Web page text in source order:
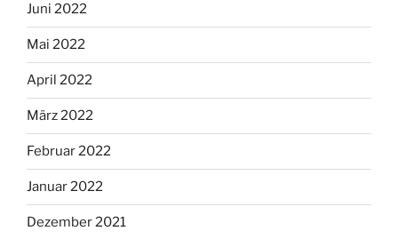
Juni 2022
Mai 2022
April 2022
März 2022
Februar 2022
Januar 2022
Dezember 2021